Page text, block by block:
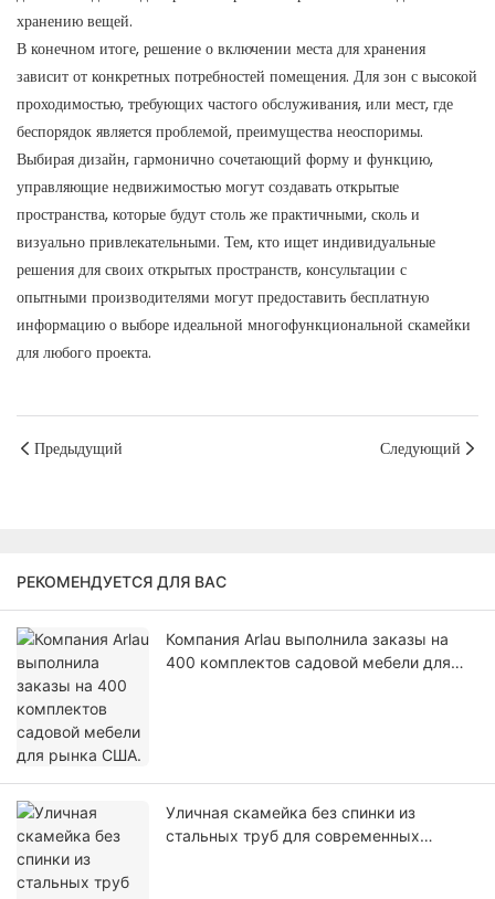
хранению вещей.
В конечном итоге, решение о включении места для хранения
зависит от конкретных потребностей помещения. Для зон с высокой
проходимостью, требующих частого обслуживания, или мест, где
беспорядок является проблемой, преимущества неоспоримы.
Выбирая дизайн, гармонично сочетающий форму и функцию,
управляющие недвижимостью могут создавать открытые
пространства, которые будут столь же практичными, сколь и
визуально привлекательными. Тем, кто ищет индивидуальные
решения для своих открытых пространств, консультации с
опытными производителями могут предоставить бесплатную
информацию о выборе идеальной многофункциональной скамейки
для любого проекта.
Предыдущий Следующий
РЕКОМЕНДУЕТСЯ ДЛЯ ВАС
Компания Arlau выполнила заказы на
400 комплектов садовой мебели для
Уличная скамейка без спинки из
стальных труб для современных